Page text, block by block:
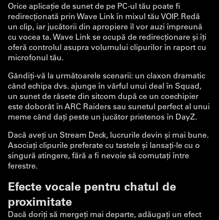
Orice aplicație de sunet de pe PC-ul tău poate fi
redirecționată prin Wave Link în mixul tău VOIP. Redă
un clip, iar jucătorii din apropiere îl vor auzi împreună
cu vocea ta. Wave Link se ocupă de redirecționare și îți
oferă controlul asupra volumului clipurilor în raport cu
microfonul tău.
Gândiți-vă la următoarele scenarii: un claxon dramatic
când echipa dvs. ajunge în vârful unui deal în Squad,
un sunet de râsete din sitcom după ce un coechipier
este doborât în ARC Raiders sau sunetul perfect al unui
meme când dați peste un jucător prietenos în DayZ.
Dacă aveți un Stream Deck, lucrurile devin și mai bune.
Asociați clipurile preferate cu tastele și lansați-le cu o
singură atingere, fără a fi nevoie să comutați între
ferestre.
Efecte vocale pentru chatul de
proximitate
Dacă doriți să mergeți mai departe, adăugați un efect